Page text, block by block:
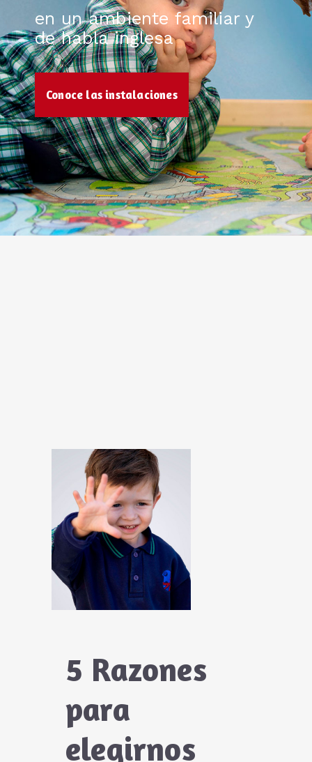
en un ambiente familiar y
de habla inglesa
Conoce las instalaciones
5 Razones
para
elegirnos